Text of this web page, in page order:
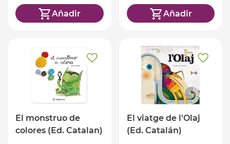
Añadir Añadir
El monstruo de
colores (Ed. Catalan)
El viatge de l'Olaj
(Ed. Catalán)